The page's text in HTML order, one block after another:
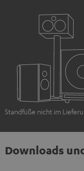
Standfüße nicht im
Downloads